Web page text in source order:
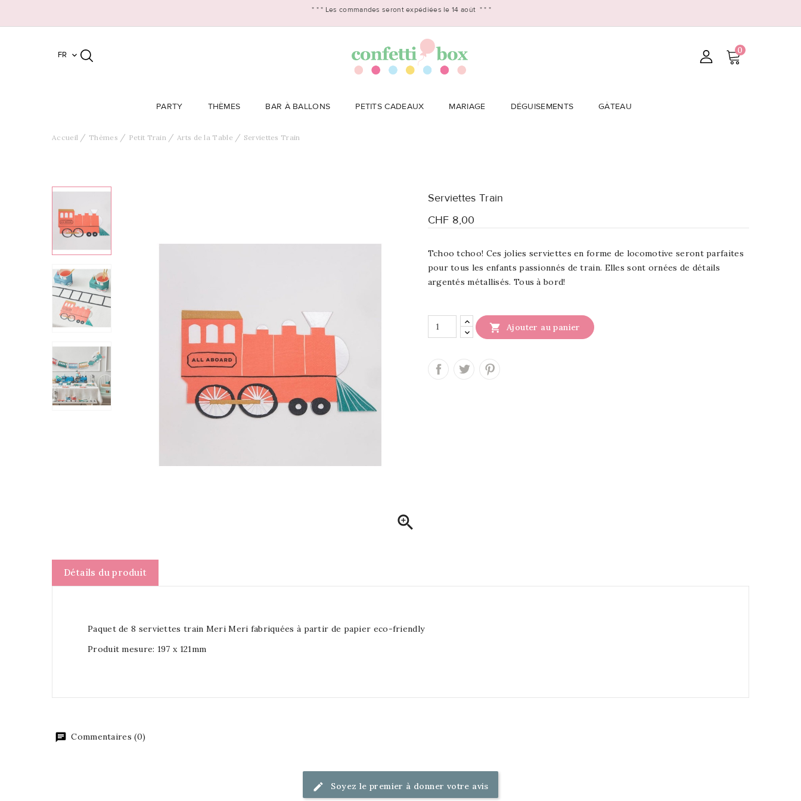
* * * Les commandes seront expédiées le 14 août * * *
FR  0
PARTY THÈMES BAR À BALLONS PETITS CADEAUX MARIAGE DÉGUISEMENTS GÂTEAU
Accueil Thèmes Petit Train Arts de la Table Serviettes Train

Serviettes Train
CHF 8,00
Tchoo tchoo! Ces jolies serviettes en forme de locomotive seront parfaites
pour tous les enfants passionnés de train. Elles sont ornées de détails
argentés métallisés. Tous à bord!
 Ajouter au panier
Détails du produit
Paquet de 8 serviettes train Meri Meri fabriquées à partir de papier eco-friendly
Produit mesure: 197 x 121mm
Commentaires (0)
Soyez le premier à donner votre avis